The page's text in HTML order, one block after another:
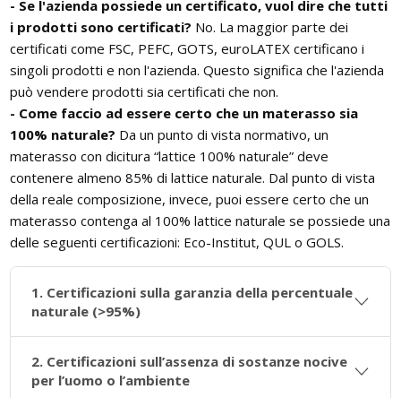
- Se l'azienda possiede un certificato, vuol dire che tutti
i prodotti sono certificati? No. La maggior parte dei
certificati come FSC, PEFC, GOTS, euroLATEX certificano i
singoli prodotti e non l'azienda. Questo significa che l'azienda
può vendere prodotti sia certificati che non.
- Come faccio ad essere certo che un materasso sia
100% naturale? Da un punto di vista normativo, un
materasso con dicitura “lattice 100% naturale” deve
contenere almeno 85% di lattice naturale. Dal punto di vista
della reale composizione, invece, puoi essere certo che un
materasso contenga al 100% lattice naturale se possiede una
delle seguenti certificazioni: Eco-Institut, QUL o GOLS.
1. Certificazioni sulla garanzia della percentuale
naturale (>95%)
2. Certificazioni sull’assenza di sostanze nocive
per l’uomo o l’ambiente